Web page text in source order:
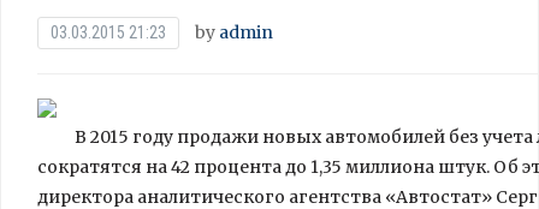
03.03.2015 21:23 by admin
В 2015 году продажи новых автомобилей без
сократятся на 42 процента до 1,35 миллиона штук.
директора аналитического агентства «Автостат»